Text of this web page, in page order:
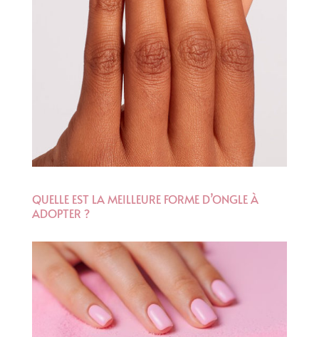
QUELLE EST LA MEILLEURE FORME D’ONGLE À
ADOPTER ?